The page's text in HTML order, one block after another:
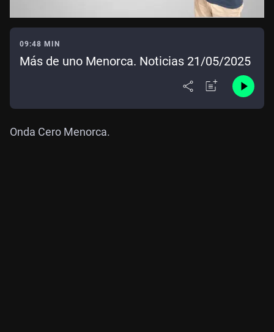
09:48 MIN
Más de uno Menorca. Noticias 21/05/2025
Onda Cero Menorca.